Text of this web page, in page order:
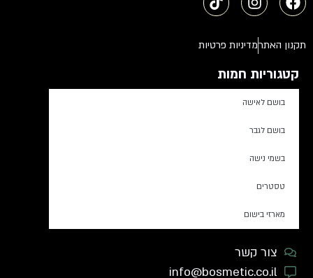
תקנון האתרמדיניות פרטיות
קטגוריות חמות
בושם לאישה
בושם לגבר
בשמי נישה
טסטרים
מארזי בישום
צור קשר
info@bosmetic.co.il